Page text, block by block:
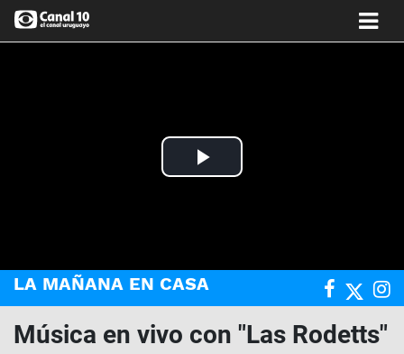
Play
LA MAÑANA EN CASA
Música en vivo con "Las Rodetts"